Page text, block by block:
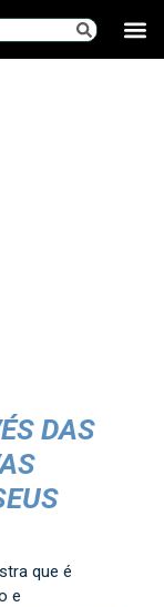
DAS
que é
e